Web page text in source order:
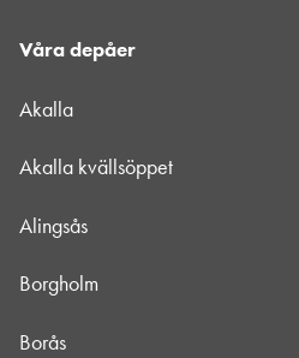
Våra depåer
Akalla
Akalla kvällsöppet
Alingsås
Borgholm
Borås